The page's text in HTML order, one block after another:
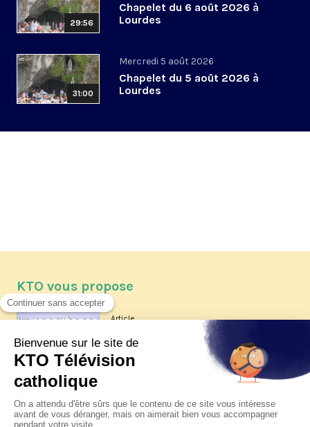
29:56
Chapelet du 6 août 2026 à
Lourdes
31:00
Mercredi 5 août 2026
Chapelet du 5 août 2026 à
Lourdes
KTO vous propose
Article
Les reportages d'été 2026 de KTO
La visite pastorale du pape Léon
XIV à Assise à suivre sur KTO le
jeudi 6 août